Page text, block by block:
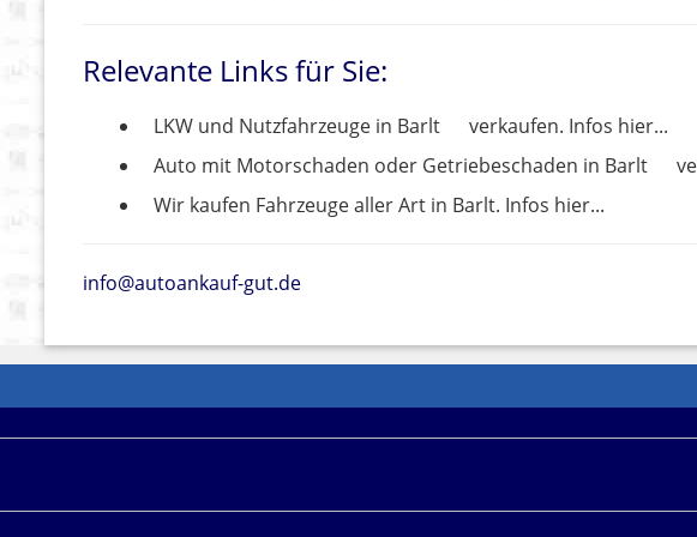
Relevante Links für Sie:
LKW und Nutzfahrzeuge in Barlt
verkaufen. Infos hier...
Auto mit Motorschaden oder Getriebeschaden in Barlt
Wir kaufen Fahrzeuge aller Art in Barlt. Infos hier...
info@autoankauf-gut.de
Seiten werden iFrame-Buchungsmasken und andere Werbemittel
Werbekostenerstattung erhalten können. Weitere Informationen zur